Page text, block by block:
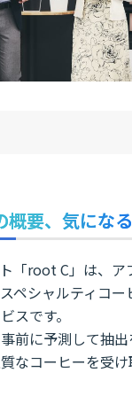
概要、気にな
「root C」は、ア
ペシャルティコ
スです。
前に予測して抽出
なコーヒーを受